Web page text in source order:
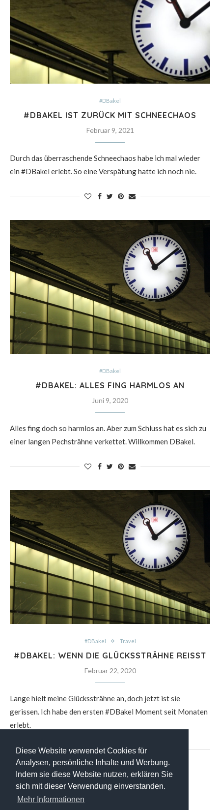
Diese Website verwendet Cookies für
Analysen, persönliche Inhalte und Werbung.
Indem sie diese Website nutzen, erklären Sie
sich mit dieser Verwendung einverstanden.
Mehr Informationen
#DBakel
#DBAKEL IST ZURÜCK MIT SCHNEECHAOS
Februar 9, 2021
Durch das überraschende Schneechaos habe ich mal wieder
ein #DBakel erlebt. So eine Verspätung hatte ich noch nie.
#DBakel
#DBAKEL: ALLES FING HARMLOS AN
Juni 9, 2020
Alles fing doch so harmlos an. Aber zum Schluss hat es sich zu
einer langen Pechsträhne verkettet. Willkommen DBakel.
#DBakel Travel
#DBAKEL: WENN DIE GLÜCKSSTRÄHNE REISST
Februar 22, 2020
Lange hielt meine Glückssträhne an, doch jetzt ist sie
gerissen. Ich habe den ersten #DBakel Moment seit Monaten
erlebt.